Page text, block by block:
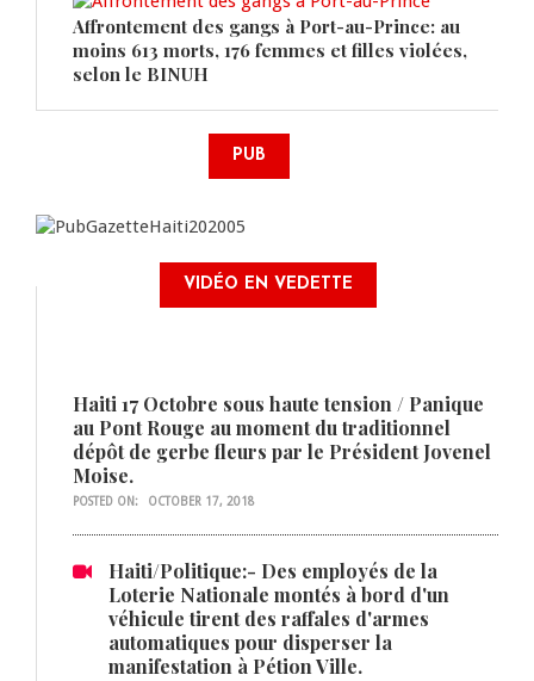
Affrontement des gangs à Port-au-Prince: au
moins 613 morts, 176 femmes et filles violées,
selon le BINUH
PUB
VIDÉO EN VEDETTE
Haiti 17 Octobre sous haute tension / Panique
au Pont Rouge au moment du traditionnel
dépôt de gerbe fleurs par le Président Jovenel
Moise.
POSTED ON: OCTOBER 17, 2018
Haiti/Politique:- Des employés de la
Loterie Nationale montés à bord d'un
véhicule tirent des raffales d'armes
automatiques pour disperser la
manifestation à Pétion Ville.